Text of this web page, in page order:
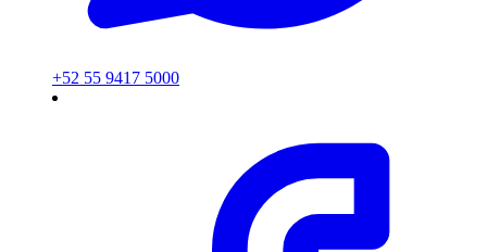
+52 55 9417 5000